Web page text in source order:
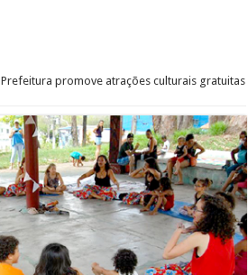
Prefeitura promove atrações culturais gratuitas